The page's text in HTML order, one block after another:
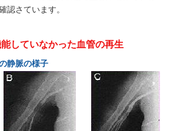
認さています。
していなかった血管の再生
静脈の様子